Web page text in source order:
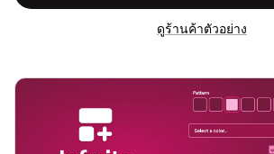
ดูร้านค้าตัวอย่าง